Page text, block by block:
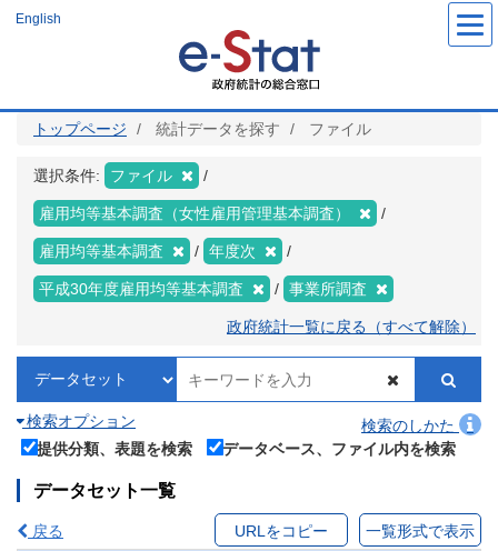
ツ
English
トップページ 統計データを探す ファイル
選択条件: ファイル
雇用均等基本調査（女性雇用管理基本調査）
雇用均等基本調査 年度次
平成30年度雇用均等基本調査 事業所調査
政府統計一覧に戻る（すべて解除）
検索オプション
検索のしかた
提供分類、表題を検索
データベース、ファイル内を検索
データセット一覧
戻る URLをコピー 一覧形式で表示